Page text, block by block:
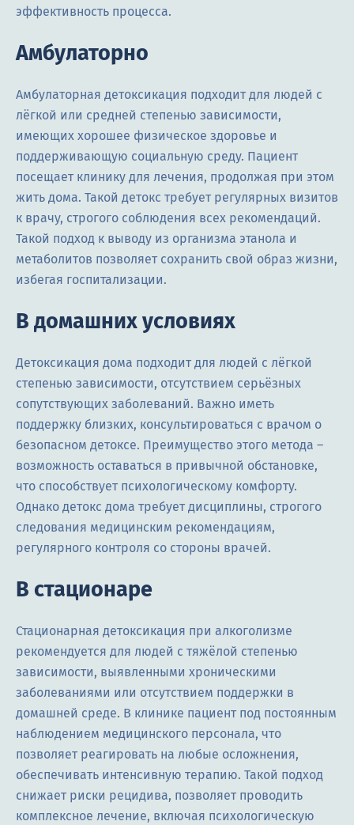
эффективность процесса.
Амбулаторно
Амбулаторная детоксикация подходит для людей с
лёгкой или средней степенью зависимости,
имеющих хорошее физическое здоровье и
поддерживающую социальную среду. Пациент
посещает клинику для лечения, продолжая при этом
жить дома. Такой детокс требует регулярных визитов
к врачу, строгого соблюдения всех рекомендаций.
Такой подход к выводу из организма этанола и
метаболитов позволяет сохранить свой образ жизни,
избегая госпитализации.
В домашних условиях
Детоксикация дома подходит для людей с лёгкой
степенью зависимости, отсутствием серьёзных
сопутствующих заболеваний. Важно иметь
поддержку близких, консультироваться с врачом о
безопасном детоксе. Преимущество этого метода ―
возможность оставаться в привычной обстановке,
что способствует психологическому комфорту.
Однако детокс дома требует дисциплины, строгого
следования медицинским рекомендациям,
регулярного контроля со стороны врачей.
В стационаре
Стационарная детоксикация при алкоголизме
рекомендуется для людей с тяжёлой степенью
зависимости, выявленными хроническими
заболеваниями или отсутствием поддержки в
домашней среде. В клинике пациент под постоянным
наблюдением медицинского персонала, что
позволяет реагировать на любые осложнения,
обеспечивать интенсивную терапию. Такой подход
снижает риски рецидива, позволяет проводить
комплексное лечение, включая психологическую